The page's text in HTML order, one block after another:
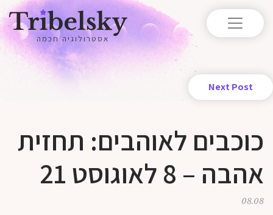
אסטרולוגיה חכמה
Next Post
כוכבים לאוהבים: תחזית
אהבה – 8 לאוגוסט 21
08.08